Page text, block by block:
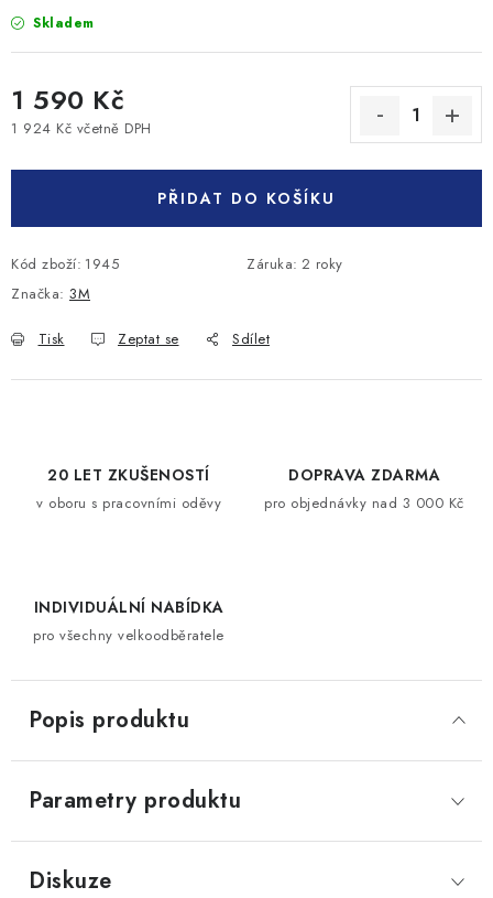
Skladem
1 590 Kč
1 924 Kč včetně DPH
PŘIDAT DO KOŠÍKU
Kód zboží: 1945 Záruka: 2 roky
Značka: 3M
Tisk Zeptat se Sdílet
20 LET ZKUŠENOSTÍ
v oboru s pracovními oděvy
DOPRAVA ZDARMA
pro objednávky nad 3 000 Kč
INDIVIDUÁLNÍ NABÍDKA
pro všechny velkoodběratele
Popis produktu
Parametry produktu
Diskuze